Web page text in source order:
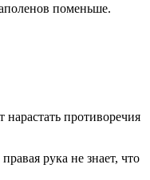
поменьше.
противоречия
рука не знает, что